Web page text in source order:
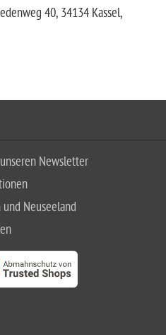
40, 34134 Kassel,
Newsletter
Neuseeland